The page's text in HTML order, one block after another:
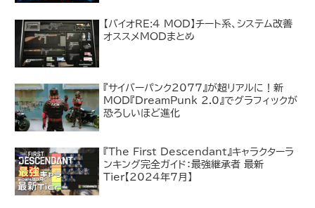
【バイオRE:4 MOD】チート系、システム改善
オススメMODまとめ
『サイバーパンク2077』が超リアルに！新
MOD『DreamPunk 2.0』でグラフィックが
恐ろしいほど進化
『The First Descendant』キャラクターラ
ンキング完全ガイド：最強継承者 最新
Tier【2024年7月】